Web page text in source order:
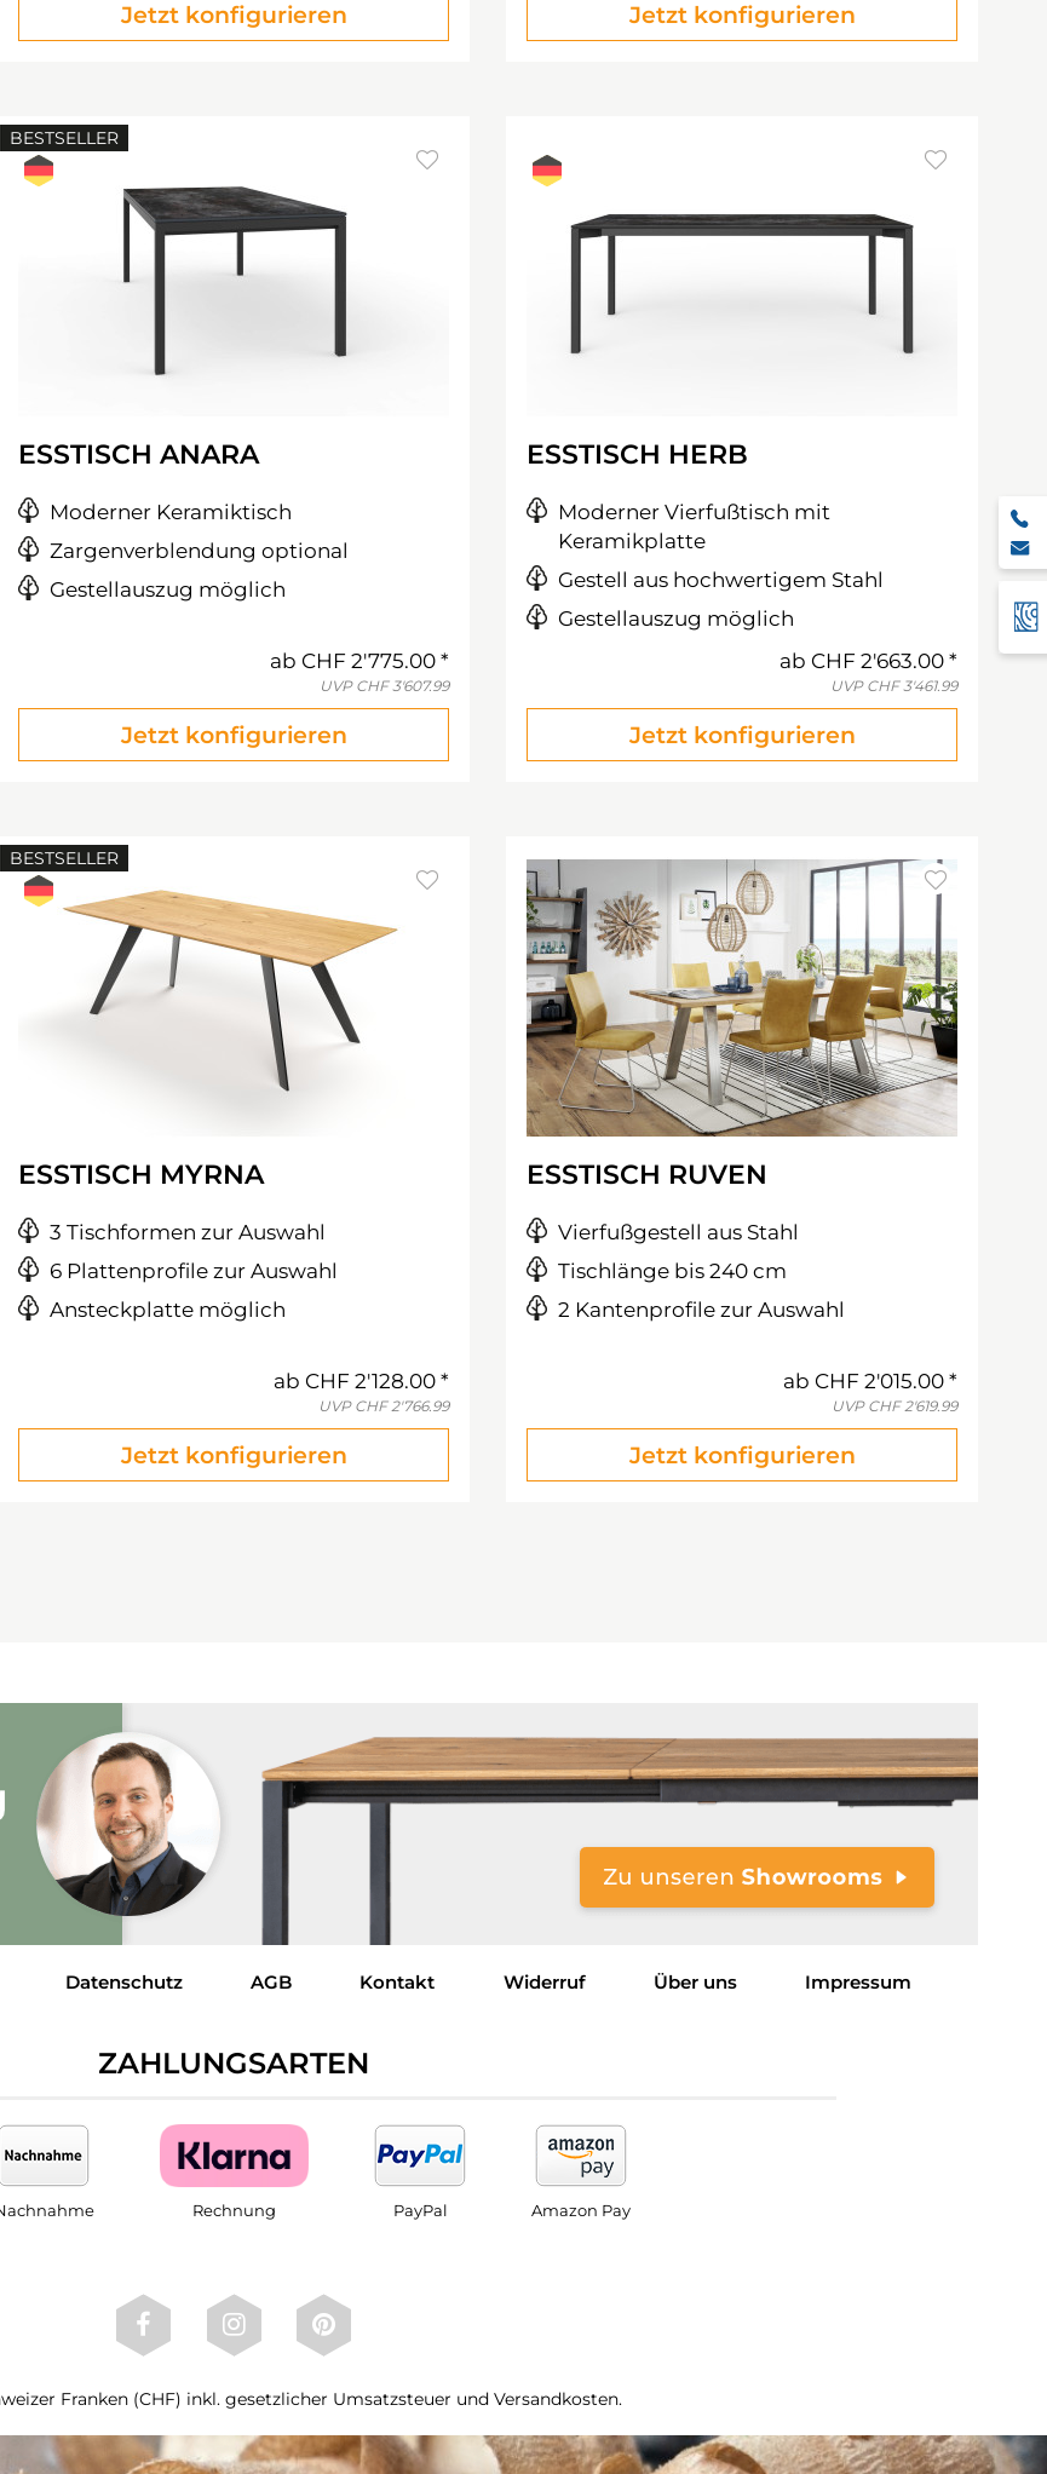
Jetzt konfigurieren Jetzt konfigurieren
BESTSELLER
ESSTISCH ANARA
Moderner Keramiktisch
Zargenverblendung optional
Gestellauszug möglich
ab CHF 2'775.00
UVP CHF 3'607.99
Jetzt konfigurieren
ESSTISCH HERB
Moderner Vierfußtisch mit
Keramikplatte
Gestell aus hochwertigem Stahl
Gestellauszug möglich
ab CHF 2'663.00
UVP CHF 3'461.99
Jetzt konfigurieren
BESTSELLER
ESSTISCH MYRNA
3 Tischformen zur Auswahl
6 Plattenprofile zur Auswahl
Ansteckplatte möglich
ab CHF 2'128.00
UVP CHF 2'766.99
Jetzt konfigurieren
ESSTISCH RUVEN
Vierfußgestell aus Stahl
Tischlänge bis 240 cm
2 Kantenprofile zur Auswahl
ab CHF 2'015.00
UVP CHF 2'619.99
Jetzt konfigurieren
Datenschutz AGB Kontakt Widerruf Über uns Impressum
ZAHLUNGSARTEN
Rechnung PayPal Amazon Pay
Franken (CHF) inkl. gesetzlicher Umsatzsteuer und Versandkosten.